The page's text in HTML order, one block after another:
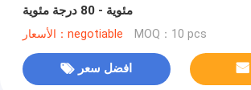
مئوية - 80 درجة مئوية
الأسعار：negotiable MOQ：10 pcs
افضل سعر